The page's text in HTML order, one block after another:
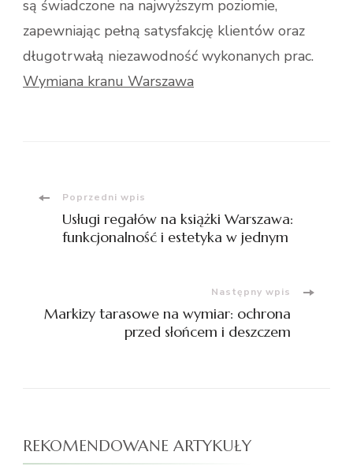
są świadczone na najwyższym poziomie,
zapewniając pełną satysfakcję klientów oraz
długotrwałą niezawodność wykonanych prac.
Wymiana kranu Warszawa
Nawigacja
wpisu
Poprzedni wpis
Usługi regałów na książki Warszawa:
funkcjonalność i estetyka w jednym
Następny wpis
Markizy tarasowe na wymiar: ochrona
przed słońcem i deszczem
REKOMENDOWANE ARTYKUŁY